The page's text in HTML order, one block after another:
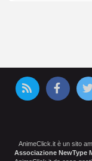
AnimeClick.it è un sito
Associazione NewType